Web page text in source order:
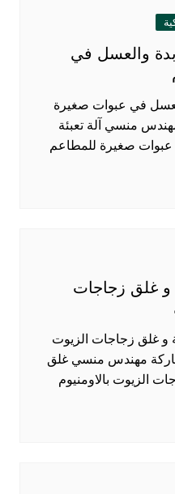
والعسل في
في عبوات صغيرة
701 ماركة مهندس منسي آلة تعبئة
عبوات صغيرة للمطاعم
و غلق زجاجات
و غلق زجاجات الزيوت
فويل موديل 204 ماركة مهندس منسي غلق
الزيوت بالاومنيوم